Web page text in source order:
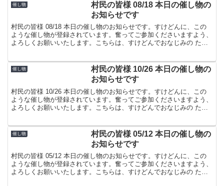
催し物
村民の皆様 08/18 本日の催し物の
お知らせです
村民の皆様 08/18 本日の催し物のお知らせです。すけどんに、この
ような催し物が登録されています。奮ってご参加くださいますよう、
よろしくお願いいたします。こちらは、すけどんでおなじみの たま
催し物
村民の皆様 10/26 本日の催し物の
お知らせです
村民の皆様 10/26 本日の催し物のお知らせです。すけどんに、この
ような催し物が登録されています。奮ってご参加くださいますよう、
よろしくお願いいたします。こちらは、すけどんでおなじみの たま
催し物
村民の皆様 05/12 本日の催し物の
お知らせです
村民の皆様 05/12 本日の催し物のお知らせです。すけどんに、この
ような催し物が登録されています。奮ってご参加くださいますよう、
よろしくお願いいたします。こちらは、すけどんでおなじみの たま